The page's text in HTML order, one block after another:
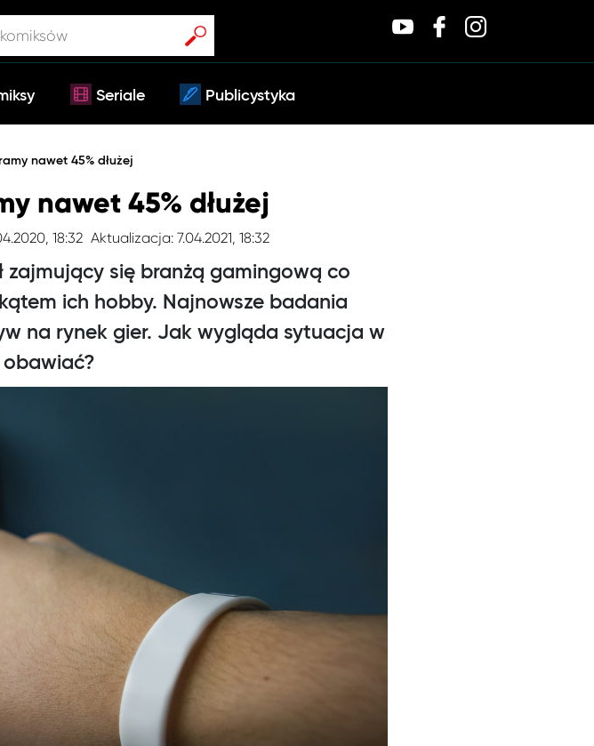
Seriale Publicystyka
nawet 45% dłużej
nawet 45% dłużej
18:32 Aktualizacja: 7.04.2021, 18:32
zajmujący się branżą gamingową co
ich hobby. Najnowsze badania
na rynek gier. Jak wygląda sytuacja w
obawiać?